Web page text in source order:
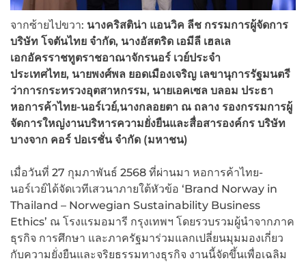
จากซ้ายไปขวา: นางคริสติน่า แอนวิค ลีช กรรมการผู้จัดการ
บริษัท โจตันไทย จำกัด, นางอัสตริด เอมีลี เฮลเล
เอกอัครราชทูตราชอาณาจักรนอร์ เวย์ประจำ
ประเทศไทย, นายพงศ์พล ยอดเมืองเจริญ เลขานุการรัฐมนตรี
ว่าการกระทรวงอุตสาหกรรม, นายเอคเซล บลอม ประธา
หอการค้าไทย-นอร์เวย์,นางกลอยตา ณ ถลาง รองกรรมการผู้
จัดการใหญ่งานบริหารความยั่งยืนและสื่อสารองค์กร บริษัท
บางจาก คอร์ ปอเรชั่น จำกัด (มหาชน)
เมื่อวันที่ 27 กุมภาพันธ์ 2568 ที่ผ่านมา หอการค้าไทย-
นอร์เวย์ได้จัดเวทีเสวนาภายใต้หัวข้อ ‘Brand Norway in
Thailand – Norwegian Sustainability Business
Ethics’ ณ โรงแรมอมารี กรุงเทพฯ โดยรวบรวมผู้นำจากภาค
ธุรกิจ การศึกษา และภาครัฐมาร่วมแลกเปลี่ยนมุมมองเกี่ยว
กับความยั่งยืนและจริยธรรมทางธุรกิจ งานนี้จัดขึ้นเพื่อเฉลิม